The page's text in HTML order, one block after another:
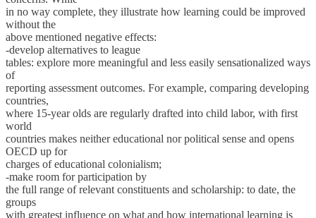
in no way complete, they illustrate how learning could be improved
without the
above mentioned negative effects:
-develop alternatives to league
tables: explore more meaningful and less easily sensationalized ways
of
reporting assessment outcomes. For example, comparing developing
countries,
where 15-year olds are regularly drafted into child labor, with first
world
countries makes neither educational nor political sense and opens
OECD up for
charges of educational colonialism;
-make room for participation by
the full range of relevant constituents and scholarship: to date, the
groups
with greatest influence on what and how international learning is